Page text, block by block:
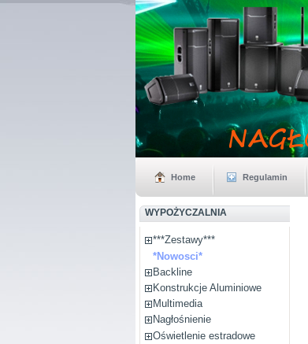
Home Regulamin
WYPOŻYCZALNIA
***Zestawy***
*Nowosci*
Backline
Konstrukcje Aluminiowe
Multimedia
Nagłośnienie
Oświetlenie estradowe